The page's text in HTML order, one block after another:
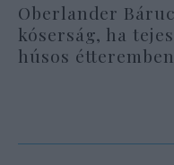
Oberlander
kóserság, ha
húsos